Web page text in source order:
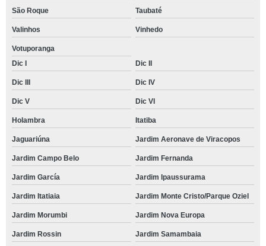
São Roque Taubaté
Valinhos Vinhedo
Votuporanga
Dic I
Dic II
Dic III Dic IV
Dic V Dic VI
Holambra Itatiba
Jaguariúna Jardim Aeronave de Viracopos
Jardim Campo Belo Jardim Fernanda
Jardim García Jardim Ipaussurama
Jardim Itatiaia Jardim Monte Cristo/Parque Oziel
Jardim Morumbi Jardim Nova Europa
Jardim Rossin Jardim Samambaia